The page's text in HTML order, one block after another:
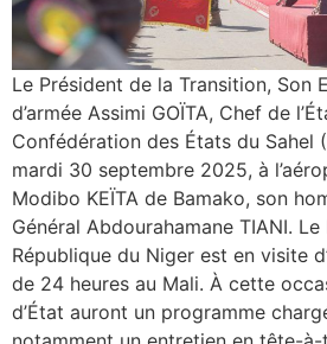
Le Président de la Transition, Son
d’armée Assimi GOÏTA, Chef de
Confédération des États du Sahel
mardi 30 septembre 2025, à
Modibo KEÏTA de Bamako, son
Général Abdourahamane TIANI.
République du Niger est en visite
de 24 heures au Mali. À cette
d’État auront un programme